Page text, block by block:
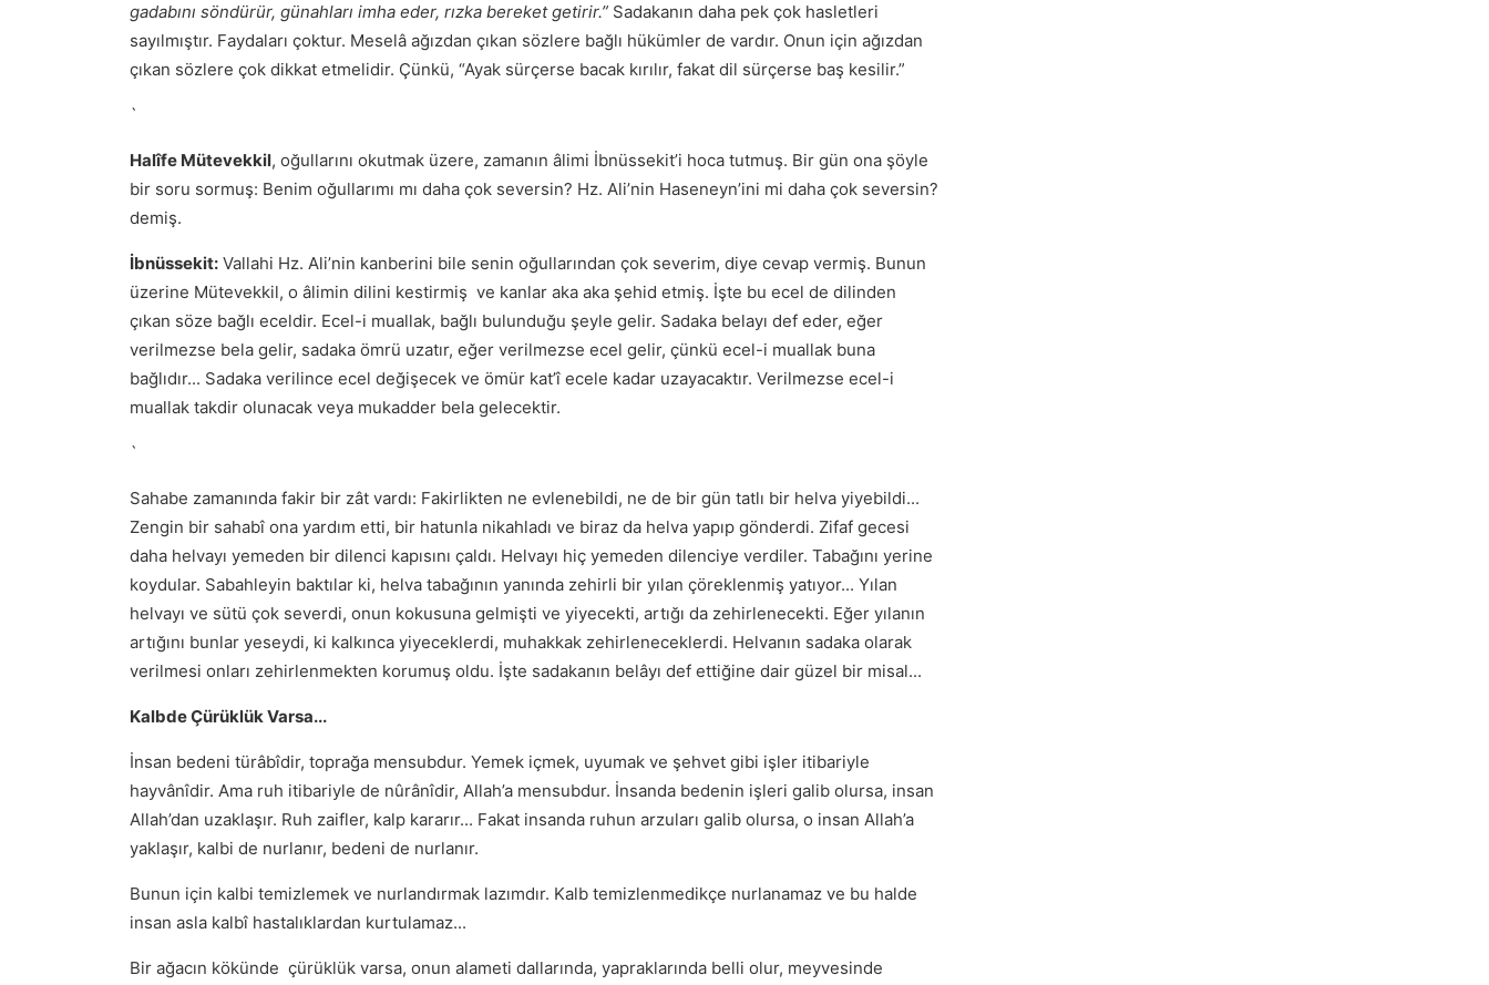
gadabını söndürür, günahları imha eder, rızka bereket getirir.” Sadakanın daha pek çok hasletleri
sayılmıştır. Faydaları çoktur. Meselâ ağızdan çıkan sözlere bağlı hükümler de vardır. Onun için ağızdan
çıkan sözlere çok dikkat etmelidir. Çünkü, “Ayak sürçerse bacak kırılır, fakat dil sürçerse baş kesilir.”
`
Halîfe Mütevekkil, oğullarını okutmak üzere, zamanın âlimi İbnüssekit’i hoca tutmuş. Bir gün ona şöyle
bir soru sormuş: Benim oğullarımı mı daha çok seversin? Hz. Ali’nin Haseneyn’ini mi daha çok seversin?
demiş.
İbnüssekit: Vallahi Hz. Ali’nin kanberini bile senin oğullarından çok severim, diye cevap vermiş. Bunun
üzerine Mütevekkil, o âlimin dilini kestirmiş ve kanlar aka aka şehid etmiş. İşte bu ecel de dilinden
çıkan söze bağlı eceldir. Ecel-i muallak, bağlı bulunduğu şeyle gelir. Sadaka belayı def eder, eğer
verilmezse bela gelir, sadaka ömrü uzatır, eğer verilmezse ecel gelir, çünkü ecel-i muallak buna
bağlıdır... Sadaka verilince ecel değişecek ve ömür kat’î ecele kadar uzayacaktır. Verilmezse ecel-i
muallak takdir olunacak veya mukadder bela gelecektir.
`
Sahabe zamanında fakir bir zât vardı: Fakirlikten ne evlenebildi, ne de bir gün tatlı bir helva yiyebildi...
Zengin bir sahabî ona yardım etti, bir hatunla nikahladı ve biraz da helva yapıp gönderdi. Zifaf gecesi
daha helvayı yemeden bir dilenci kapısını çaldı. Helvayı hiç yemeden dilenciye verdiler. Tabağını yerine
koydular. Sabahleyin baktılar ki, helva tabağının yanında zehirli bir yılan çöreklenmiş yatıyor... Yılan
helvayı ve sütü çok severdi, onun kokusuna gelmişti ve yiyecekti, artığı da zehirlenecekti. Eğer yılanın
artığını bunlar yeseydi, ki kalkınca yiyeceklerdi, muhakkak zehirleneceklerdi. Helvanın sadaka olarak
verilmesi onları zehirlenmekten korumuş oldu. İşte sadakanın belâyı def ettiğine dair güzel bir misal...
Kalbde Çürüklük Varsa...
İnsan bedeni türâbîdir, toprağa mensubdur. Yemek içmek, uyumak ve şehvet gibi işler itibariyle
hayvânîdir. Ama ruh itibariyle de nûrânîdir, Allah’a mensubdur. İnsanda bedenin işleri galib olursa, insan
Allah’dan uzaklaşır. Ruh zaifler, kalp kararır... Fakat insanda ruhun arzuları galib olursa, o insan Allah’a
yaklaşır, kalbi de nurlanır, bedeni de nurlanır.
Bunun için kalbi temizlemek ve nurlandırmak lazımdır. Kalb temizlenmedikçe nurlanamaz ve bu halde
insan asla kalbî hastalıklardan kurtulamaz...
Bir ağacın kökünde çürüklük varsa, onun alameti dallarında, yapraklarında belli olur, meyvesinde